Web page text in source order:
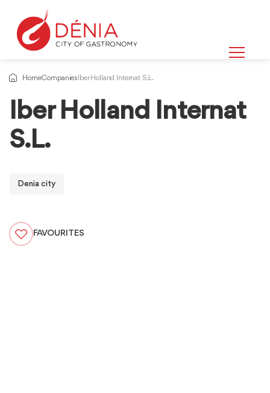
HomeCompanies Iber Holland Internat S.L.
Iber Holland Internat
S.L.
Denia city
FAVOURITES